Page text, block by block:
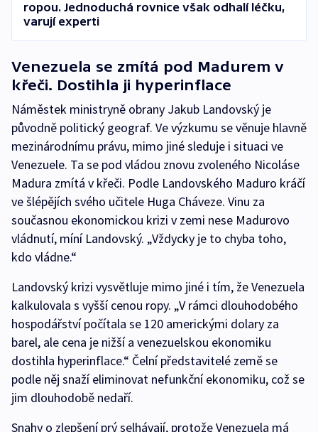
ropou. Jednoduchá rovnice však odhalí léčku,
varují experti
Venezuela se zmítá pod Madurem v
křeči. Dostihla ji hyperinflace
Náměstek ministryně obrany Jakub Landovský je
původně politický geograf. Ve výzkumu se věnuje hlavně
mezinárodnímu právu, mimo jiné sleduje i situaci ve
Venezuele. Ta se pod vládou znovu zvoleného Nicoláse
Madura zmítá v křeči. Podle Landovského Maduro kráčí
ve šlépějích svého učitele Huga Cháveze. Vinu za
současnou ekonomickou krizi v zemi nese Madurovo
vládnutí, míní Landovský. „Vždycky je to chyba toho,
kdo vládne.“
Landovský krizi vysvětluje mimo jiné i tím, že Venezuela
kalkulovala s vyšší cenou ropy. „V rámci dlouhodobého
hospodářství počítala se 120 americkými dolary za
barel, ale cena je nižší a venezuelskou ekonomiku
dostihla hyperinflace.“ Čelní představitelé země se
podle něj snaží eliminovat nefunkční ekonomiku, což se
jim dlouhodobě nedaří.
Snahy o zlepšení prý selhávají, protože Venezuela má